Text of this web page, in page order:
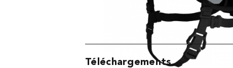
Téléchargements